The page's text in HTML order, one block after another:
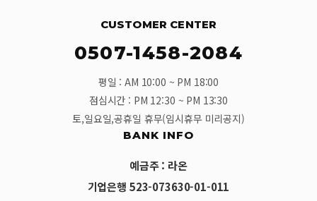
CUSTOMER CENTER
0507-1458-2084
평일 : AM 10:00 ~ PM 18:00
점심시간 : PM 12:30 ~ PM 13:30
토,일요일,공휴일 휴무(임시휴무 미리공지)
BANK INFO
예금주 : 라온
기업은행 523-073630-01-011